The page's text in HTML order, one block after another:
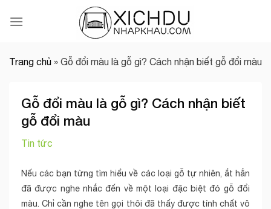
Trang chủ » Gỗ đổi màu là gỗ gì? Cách nhận biết gỗ đổi màu
Gỗ đổi màu là gỗ gì? Cách nhận biết
gỗ đổi màu
Tin tức
Nếu các bạn từng tìm hiểu về các loại gỗ tự nhiên, ắt hẳn
đã được nghe nhắc đến về một loại đặc biệt đó gỗ đổi
màu. Chỉ cần nghe tên gọi thôi đã thấy được tính chất vô